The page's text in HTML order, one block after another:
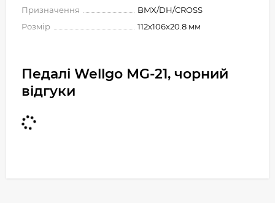
Призначення
BMX/DH/CROSS
Розмір
112х106х20.8 мм
Педалі Wellgo MG-21, чорний
відгуки